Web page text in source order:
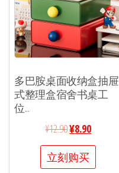
多巴胺桌面收纳盒抽屉
式整理盒宿舍书桌工
位...
¥12.90¥8.90
立刻购买